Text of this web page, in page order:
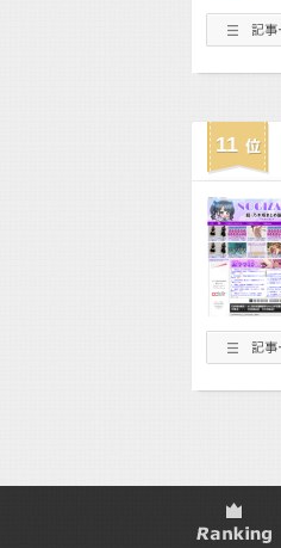
11